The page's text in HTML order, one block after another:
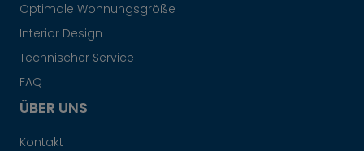
Optimale Wohnungsgröße
Interior Design
Technischer Service
FAQ
ÜBER UNS
Kontakt